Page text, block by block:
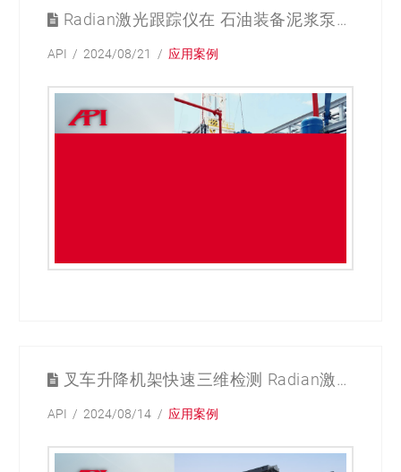
Radian激光跟踪仪在 石油装备泥浆泵检测领域的应用
API 2024/08/21 应用案例
叉车升降机架快速三维检测 Radian激光跟踪仪应用案例
API 2024/08/14 应用案例